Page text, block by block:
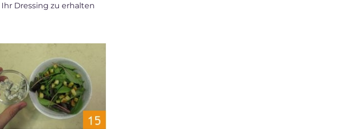
Dressing zu erhalten